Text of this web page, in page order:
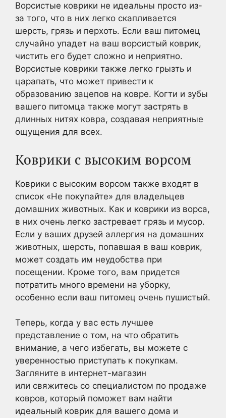
Ворсистые коврики не идеальны просто из-
за того, что в них легко скапливается
шерсть, грязь и перхоть. Если ваш питомец
случайно упадет на ваш ворсистый коврик,
чистить его будет сложно и неприятно.
Ворсистые коврики также легко грызть и
царапать, что может привести к
образованию зацепов на ковре. Когти и зубы
вашего питомца также могут застрять в
длинных нитях ковра, создавая неприятные
ощущения для всех.
Коврики с высоким ворсом
Коврики с высоким ворсом также входят в
список «Не покупайте» для владельцев
домашних животных. Как и коврики из ворса,
в них очень легко застревает грязь и мусор.
Если у ваших друзей аллергия на домашних
животных, шерсть, попавшая в ваш коврик,
может создать им неудобства при
посещении. Кроме того, вам придется
потратить много времени на уборку,
особенно если ваш питомец очень пушистый.
Теперь, когда у вас есть лучшее
представление о том, на что обратить
внимание, а чего избегать, вы можете с
уверенностью приступать к покупкам.
Загляните в интернет-магазин
или свяжитесь со специалистом по продаже
ковров, который поможет вам найти
идеальный коврик для вашего дома и